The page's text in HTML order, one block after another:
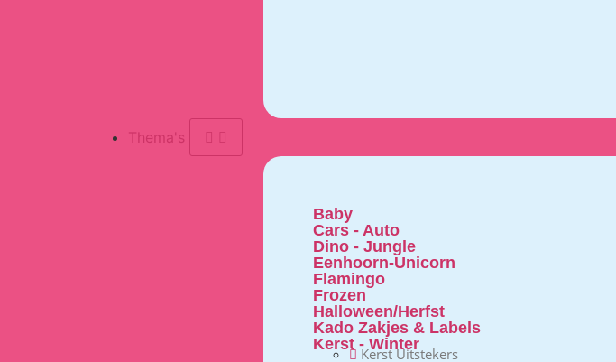
Thema's
Baby
Cars - Auto
Dino - Jungle
Eenhoorn-Unicorn
Flamingo
Frozen
Halloween/Herfst
Kado Zakjes & Labels
Kerst - Winter
Kerst Uitstekers